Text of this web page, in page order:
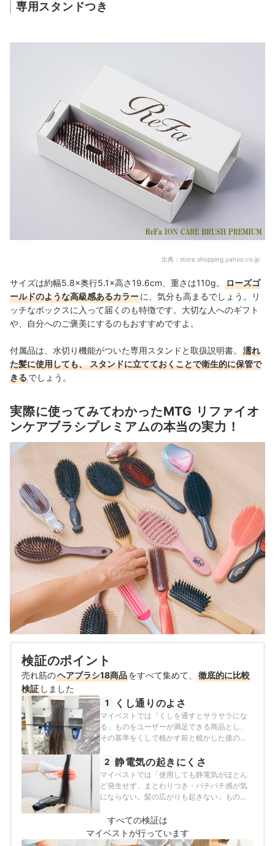
専用スタンドつき
出典： store.shopping.yahoo.co.jp
サイズは約幅5.8×奥行5.1×高さ19.6cm、重さは110g。
ローズゴ
ールドのような高級感あるカラーに、気分も高まるでしょう。
リ
ッチなボックスに入って届く のも特徴です。大切な人へのギフト
や、自分へのご褒美にするのもおすすめですよ。
付属品は、水切り機能がついた専用スタンドと取扱説明書。
濡れ
た髪に使用しても、 スタンドに立てておくことで衛生的に保管で
きるでしょう。
実際に使ってみてわかったMTG リファイオ
ンケアブラシプレミアムの本当の実力！
検証のポイント
売れ筋のヘアブラシ18商品をすべて集めて、
徹底的に比較
検証 しました
1
くし通りのよさ
マイベストでは「くしを通すとサラサラにな
る」ものをユーザーが満足できる商品とし、
その基準をくしで梳かす前と梳かした後のく
法で検証を行いました。
2 静電気の起きにくさ
マイベストでは「使用しても静電気がほとん
ど発生せず、まとわりつき・パチパチ感が気
にならない。髪の広がりも起きない」ものを
静電気の発生が0V以下と定めて以下の方法で
検証を行いました。
すべての検証は
マイベストが行っています